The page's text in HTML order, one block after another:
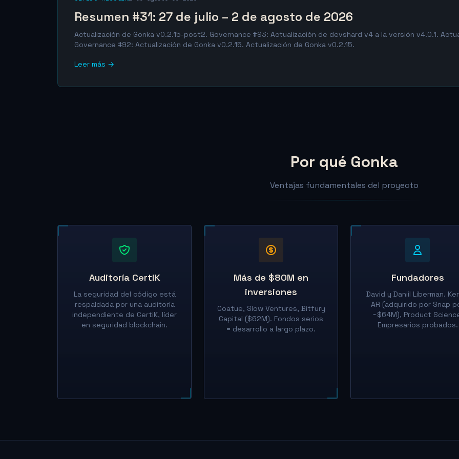
Resumen #31: 27 de julio – 2 de agosto de 2026
Actualización de Gonka v0.2.15-post2. Governance #93: Actualización de devshard v4 a la versión v4.0.1.
Governance #92: Actualización de Gonka v0.2.15. Actualización de Gonka v0.2.15.
Leer más →
Por qué Gonka
Ventajas fundamentales del proyecto
Auditoría CertiK
La seguridad del código está
respaldada por una auditoría
independiente de CertiK, líder
en seguridad blockchain.
Más de $80M en
inversiones
Coatue, Slow Ventures, Bitfury
Capital ($62M). Fondos serios
= desarrollo a largo plazo.
Fundadores
David y Daniil Liberman.
AR (adquirido por Snap
~$64M), Product
Empresarios probados.